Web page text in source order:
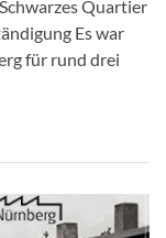
Quartier
Es war
für rund drei